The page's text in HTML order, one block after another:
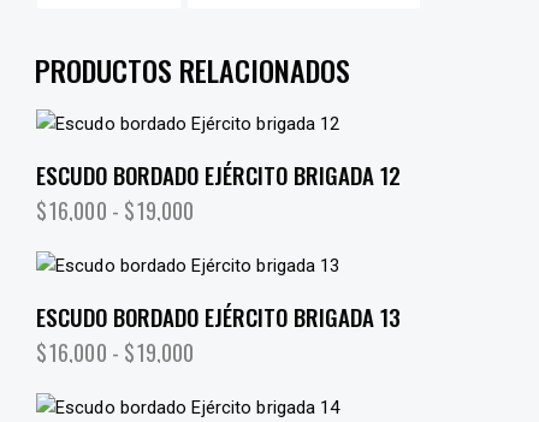
PRODUCTOS RELACIONADOS
ESCUDO BORDADO EJÉRCITO BRIGADA 12
$16,000 - $19,000
ESCUDO BORDADO EJÉRCITO BRIGADA 13
$16,000 - $19,000